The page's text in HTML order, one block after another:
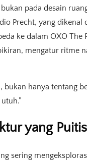
pada desain
Precht, yang dikenal
ke dalam OXO The
mengatur ritme
hanya tentang
yang Puitis
sering